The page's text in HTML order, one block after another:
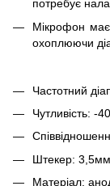
потребує
Мікрофон має
охоплюючи
Частотний
Чутливість: -
Штекер:
Матеріал: